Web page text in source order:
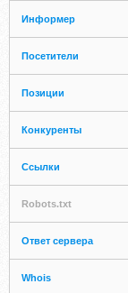
Информер
Посетители
Позиции
Конкуренты
Ссылки
Robots.txt
Ответ сервера
Whois